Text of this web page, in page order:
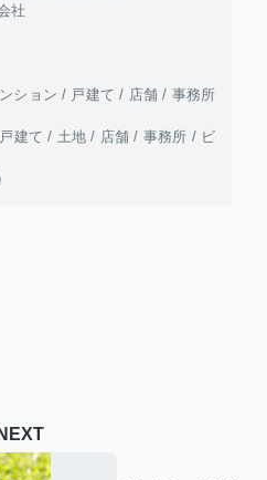
社
ション / 戸建て / 店舗 / 事務所
建て / 土地 / 店舗 / 事務所 / ビ
NEXT